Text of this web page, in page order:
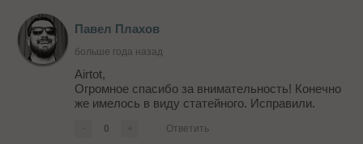
Павел Плахов
больше года назад
Airtot,
Огромное спасибо за внимательность! Конечно
же имелось в виду статейного. Исправили.
0 Ответить